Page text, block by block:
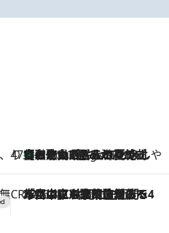
47都道府県の手みやげ ひんやりスイーツで夏を満喫
6 Hours Ago
【和歌山県】この夏絶対食べたい 冷やしておいしいおやつ3選 みかんがごろっと丸ごと入ったジュレ
CREA'S CHOICE
2026.8.7
「立川にも歌舞伎があるんだよ」 片岡仁左衛門・市川中車ら豪華座組みで4年目の立川立飛歌舞伎へ